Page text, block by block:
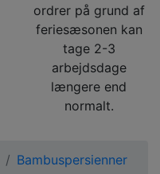
ordrer på grund af
feriesæsonen kan
tage 2-3
arbejdsdage
længere end
normalt.
Bambuspersienner